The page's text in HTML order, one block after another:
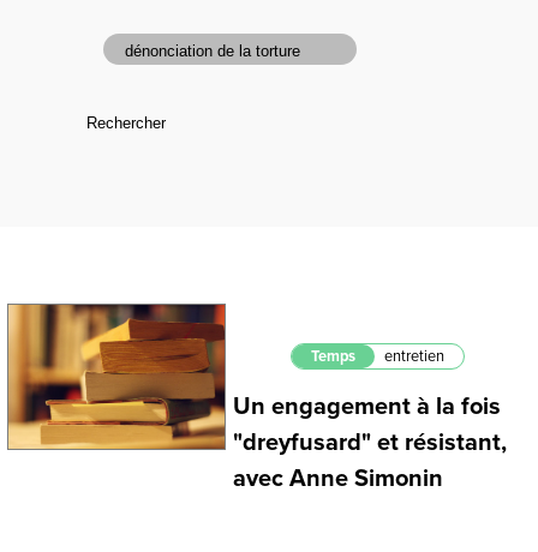
Temps entretien
Un engagement à la fois
"dreyfusard" et résistant,
avec Anne Simonin